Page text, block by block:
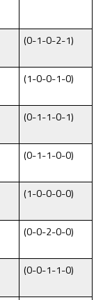
(0-1-0-2-1)
(1-0-0-1-0)
(0-1-1-0-1)
(0-1-1-0-0)
(1-0-0-0-0)
(0-0-2-0-0)
(0-0-1-1-0)